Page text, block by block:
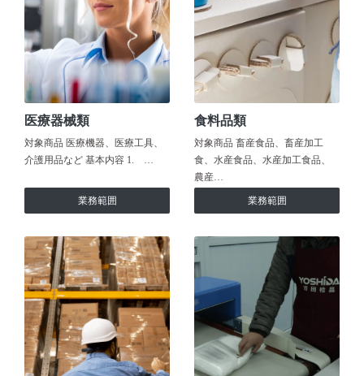
医療器械類
対象商品 医療機器、医療工具、
介護用品など 基本内容 1. …
業務範囲
食料品類
対象商品 畜産食品、畜産加工
食、水産食品、水産加工食品、
農産…
業務範囲